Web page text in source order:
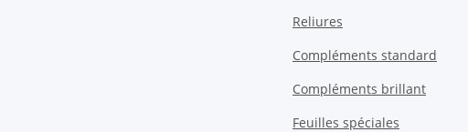
Reliures
Compléments standard
Compléments brillant
Feuilles spéciales